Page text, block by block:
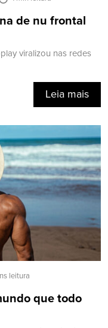
de nu frontal
viralizou nas redes
Leia mais
leitura
que todo